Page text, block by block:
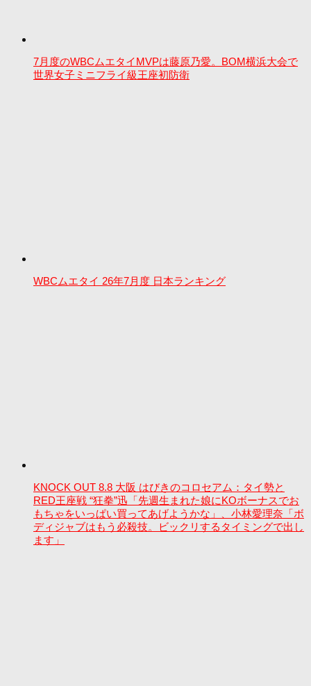
7月度のWBCムエタイMVPは藤原乃愛。BOM横浜大会で
世界女子ミニフライ級王座初防衛
WBCムエタイ 26年7月度 日本ランキング
KNOCK OUT 8.8 大阪 はびきのコロセアム：タイ勢と
RED王座戦 “狂拳”迅「先週生まれた娘にKOボーナスでお
もちゃをいっぱい買ってあげようかな」、小林愛理奈「ボ
ディジャブはもう必殺技。ビックリするタイミングで出し
ます」